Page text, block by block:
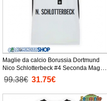
Maglie da calcio Borussia Dortmund
Nico Schlotterbeck #4 Seconda Maglia
Femminile 2025-26 Manica Corta
99.38€ 31.75€